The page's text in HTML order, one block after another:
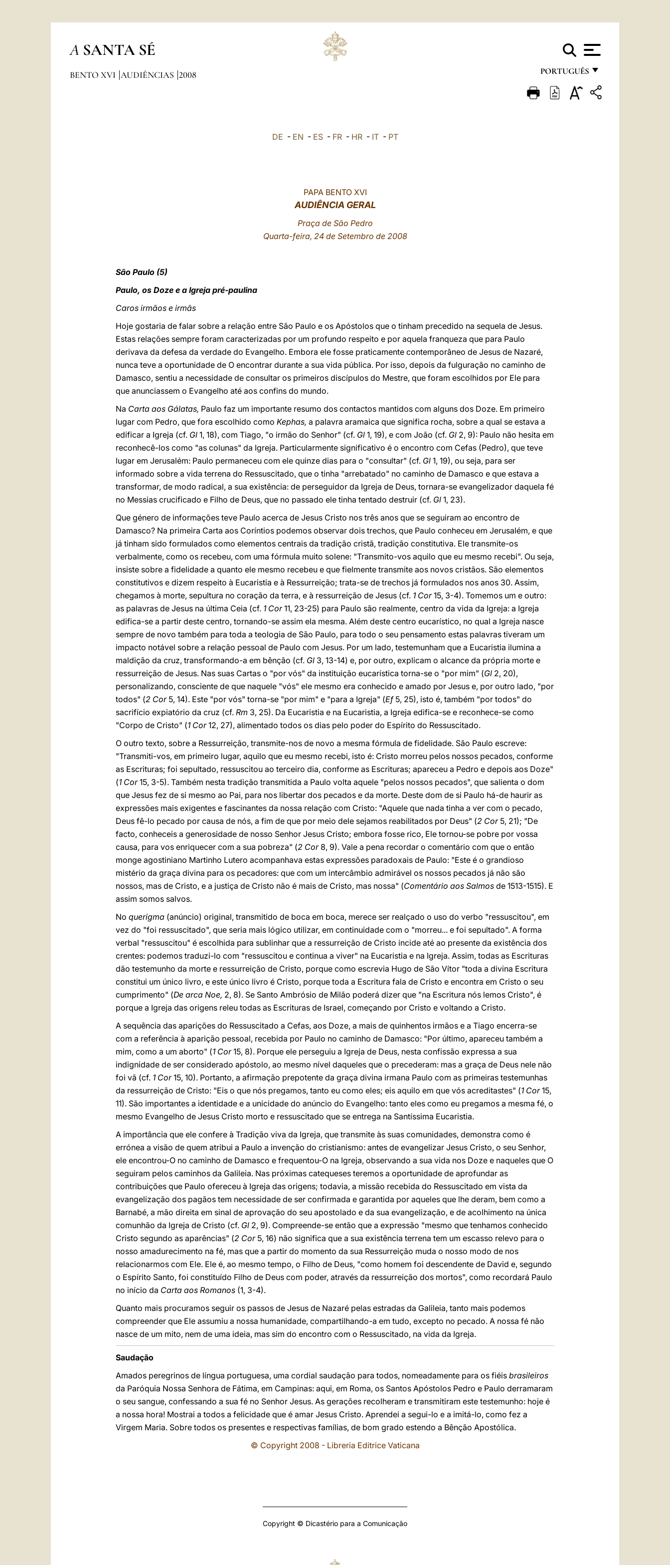
A SANTA SÉ
PORTUGUÊS
FRANÇAIS
BENTO XVI AUDIÊNCIAS 2008
DE - EN - ES- FR- HR- IT- PT
PAPA BENTO XVI
AUDIÊNCIA GERAL
Praça de São Pedro
Quarta-feira, 24 de Setembro de 2008
São Paulo (5)
Paulo, os Doze e a Igreja pré-paulina
Caros irmãos e irmãs
Hoje gostaria de falar sobre a relação entre São Paulo e os Apóstolos que o tinham precedido na sequela de Jesus.
Estas relações sempre foram caracterizadas por um profundo respeito e por aquela franqueza que para Paulo
derivava da defesa da verdade do Evangelho. Embora ele fosse praticamente contemporâneo de Jesus de Nazaré,
nunca teve a oportunidade de O encontrar durante a sua vida pública. Por isso, depois da fulguração no caminho de
Damasco, sentiu a necessidade de consultar os primeiros discípulos do Mestre, que foram escolhidos por Ele para
que anunciassem o Evangelho até aos confins do mundo.
Na Carta aos Gálatas, Paulo faz um importante resumo dos contactos mantidos com alguns dos Doze. Em primeiro
lugar com Pedro, que fora escolhido como Kephas, a palavra aramaica que significa rocha, sobre a qual se estava a
edificar a Igreja (cf. Gl 1, 18), com Tiago, "o irmão do Senhor" (cf. Gl 1, 19), e com João (cf. Gl 2, 9): Paulo não hesita em
reconhecê-los como "as colunas" da Igreja. Particularmente significativo é o encontro com Cefas (Pedro), que teve
lugar em Jerusalém: Paulo permaneceu com ele quinze dias para o "consultar" (cf. Gl 1, 19), ou seja, para ser
informado sobre a vida terrena do Ressuscitado, que o tinha "arrebatado" no caminho de Damasco e que estava a
transformar, de modo radical, a sua existência: de perseguidor da Igreja de Deus, tornara-se evangelizador daquela fé
no Messias crucificado e Filho de Deus, que no passado ele tinha tentado destruir (cf. Gl 1, 23).
Que género de informações teve Paulo acerca de Jesus Cristo nos três anos que se seguiram ao encontro de
Damasco? Na primeira Carta aos Coríntios podemos observar dois trechos, que Paulo conheceu em Jerusalém, e que
já tinham sido formulados como elementos centrais da tradição cristã, tradição constitutiva. Ele transmite-os
verbalmente, como os recebeu, com uma fórmula muito solene: "Transmito-vos aquilo que eu mesmo recebi". Ou seja,
insiste sobre a fidelidade a quanto ele mesmo recebeu e que fielmente transmite aos novos cristãos. São elementos
constitutivos e dizem respeito à Eucaristia e à Ressurreição; trata-se de trechos já formulados nos anos 30. Assim,
chegamos à morte, sepultura no coração da terra, e à ressurreição de Jesus (cf. 1 Cor15, 3-4). Tomemos um e outro:
as palavras de Jesus na última Ceia (cf. 1 Cor11, 23-25) para Paulo são realmente, centro da vida da Igreja: a Igreja
edifica-se a partir deste centro, tornando-se assim ela mesma. Além deste centro eucarístico, no qual a Igreja nasce
sempre de novo também para toda a teologia de São Paulo, para todo o seu pensamento estas palavras tiveram um
impacto notável sobre a relação pessoal de Paulo com Jesus. Por um lado, testemunham que a Eucaristia ilumina a
maldição da cruz, transformando-a em bênção (cf. Gl 3, 13-14) e, por outro, explicam o alcance da própria morte e
ressurreição de Jesus. Nas suas Cartas o "por vós" da instituição eucarística torna-se o "por mim" (Gl 2, 20),
personalizando, consciente de que naquele "vós" ele mesmo era conhecido e amado por Jesus e, por outro lado, "por
todos" (2 Cor 5, 14). Este "por vós" torna-se "por mim" e "para a Igreja" (Ef 5, 25), isto é, também "por todos" do
sacrifício expiatório da cruz (cf. Rm 3, 25). Da Eucaristia e na Eucaristia, a Igreja edifica-se e reconhece-se como
"Corpo de Cristo" (1 Cor12, 27), alimentado todos os dias pelo poder do Espírito do Ressuscitado.
O outro texto, sobre a Ressurreição, transmite-nos de novo a mesma fórmula de fidelidade. São Paulo escreve:
"Transmiti-vos, em primeiro lugar, aquilo que eu mesmo recebi, isto é: Cristo morreu pelos nossos pecados, conforme
as Escrituras; foi sepultado, ressuscitou ao terceiro dia, conforme as Escrituras; apareceu a Pedro e depois aos Doze"
(1 Cor15, 3-5). Também nesta tradição transmitida a Paulo volta aquele "pelos nossos pecados", que salienta o dom
que Jesus fez de si mesmo ao Pai, para nos libertar dos pecados e da morte. Deste dom de si Paulo há-de haurir as
expressões mais exigentes e fascinantes da nossa relação com Cristo: "Aquele que nada tinha a ver com o pecado,
Deus fê-lo pecado por causa de nós, a fim de que por meio dele sejamos reabilitados por Deus" (2 Cor 5, 21); "De
facto, conheceis a generosidade de nosso Senhor Jesus Cristo; embora fosse rico, Ele tornou-se pobre por vossa
causa, para vos enriquecer com a sua pobreza" (2 Cor 8, 9). Vale a pena recordar o comentário com que o então
monge agostiniano Martinho Lutero acompanhava estas expressões paradoxais de Paulo: "Este é o grandioso
mistério da graça divina para os pecadores: que com um intercâmbio admirável os nossos pecados já não são
nossos, mas de Cristo, e a justiça de Cristo não é mais de Cristo, mas nossa" (Comentário aos Salmos de 1513-1515). E
assim somos salvos.
No querigma (anúncio) original, transmitido de boca em boca, merece ser realçado o uso do verbo "ressuscitou", em
vez do "foi ressuscitado", que seria mais lógico utilizar, em continuidade com o "morreu... e foi sepultado". A forma
verbal "ressuscitou" é escolhida para sublinhar que a ressurreição de Cristo incide até ao presente da existência dos
crentes: podemos traduzi-lo com "ressuscitou e continua a viver" na Eucaristia e na Igreja. Assim, todas as Escrituras
dão testemunho da morte e ressurreição de Cristo, porque como escrevia Hugo de São Vítor "toda a divina Escritura
constitui um único livro, e este único livro é Cristo, porque toda a Escritura fala de Cristo e encontra em Cristo o seu
cumprimento" (De arca Noe, 2, 8). Se Santo Ambrósio de Milão poderá dizer que "na Escritura nós lemos Cristo", é
porque a Igreja das origens releu todas as Escrituras de Israel, começando por Cristo e voltando a Cristo.
A sequência das aparições do Ressuscitado a Cefas, aos Doze, a mais de quinhentos irmãos e a Tiago encerra-se
com a referência à aparição pessoal, recebida por Paulo no caminho de Damasco: "Por último, apareceu também a
mim, como a um aborto" (1 Cor15, 8). Porque ele perseguiu a Igreja de Deus, nesta confissão expressa a sua
indignidade de ser considerado apóstolo, ao mesmo nível daqueles que o precederam: mas a graça de Deus nele não
foi vã (cf. 1 Cor15, 10). Portanto, a afirmação prepotente da graça divina irmana Paulo com as primeiras testemunhas
da ressurreição de Cristo: "Eis o que nós pregamos, tanto eu como eles; eis aquilo em que vós acreditastes" (1 Cor15,
11). São importantes a identidade e a unicidade do anúncio do Evangelho: tanto eles como eu pregamos a mesma fé, o
mesmo Evangelho de Jesus Cristo morto e ressuscitado que se entrega na Santíssima Eucaristia.
A importância que ele confere à Tradição viva da Igreja, que transmite às suas comunidades, demonstra como é
errónea a visão de quem atribui a Paulo a invenção do cristianismo: antes de evangelizar Jesus Cristo, o seu Senhor,
ele encontrou-O no caminho de Damasco e frequentou-O na Igreja, observando a sua vida nos Doze e naqueles que O
seguiram pelos caminhos da Galileia. Nas próximas catequeses teremos a oportunidade de aprofundar as
contribuições que Paulo ofereceu à Igreja das origens; todavia, a missão recebida do Ressuscitado em vista da
evangelização dos pagãos tem necessidade de ser confirmada e garantida por aqueles que lhe deram, bem como a
Barnabé, a mão direita em sinal de aprovação do seu apostolado e da sua evangelização, e de acolhimento na única
comunhão da Igreja de Cristo (cf. Gl 2, 9). Compreende-se então que a expressão "mesmo que tenhamos conhecido
Cristo segundo as aparências" (2 Cor 5, 16) não significa que a sua existência terrena tem um escasso relevo para o
nosso amadurecimento na fé, mas que a partir do momento da sua Ressurreição muda o nosso modo de nos
relacionarmos com Ele. Ele é, ao mesmo tempo, o Filho de Deus, "como homem foi descendente de David e, segundo
o Espírito Santo, foi constituído Filho de Deus com poder, através da ressurreição dos mortos", como recordará Paulo
no início da Carta aos Romanos (1, 3-4).
Quanto mais procuramos seguir os passos de Jesus de Nazaré pelas estradas da Galileia, tanto mais podemos
compreender que Ele assumiu a nossa humanidade, compartilhando-a em tudo, excepto no pecado. A nossa fé não
nasce de um mito, nem de uma ideia, mas sim do encontro com o Ressuscitado, na vida da Igreja.
Saudação
Amados peregrinos de língua portuguesa, uma cordial saudação para todos, nomeadamente para os fiéis brasileiros
da Paróquia Nossa Senhora de Fátima, em Campinas: aqui, em Roma, os Santos Apóstolos Pedro e Paulo derramaram
o seu sangue, confessando a sua fé no Senhor Jesus. As gerações recolheram e transmitiram este testemunho: hoje é
a nossa hora! Mostrai a todos a felicidade que é amar Jesus Cristo. Aprendei a segui-lo e a imitá-lo, como fez a
Virgem Maria. Sobre todos os presentes e respectivas famílias, de bom grado estendo a Bênção Apostólica.
© Copyright 2008 - Libreria Editrice Vaticana
Copyright © Dicastério para a Comunicação